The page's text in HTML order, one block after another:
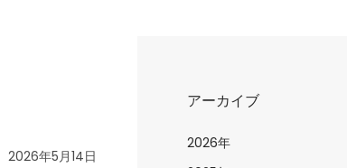
2026年5月14日
アーカイブ
2026年